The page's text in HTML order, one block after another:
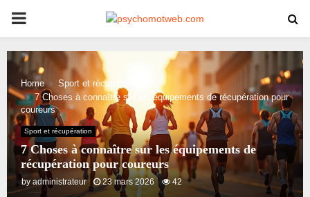
PRIMARY
MENU
Home
Sport et récupération
7 Choses à connaître sur les équipements de récupération pour
coureurs
Sport et récupération
7 Choses à connaître sur les équipements de
récupération pour coureurs
by administrateur 23 mars 2026 42